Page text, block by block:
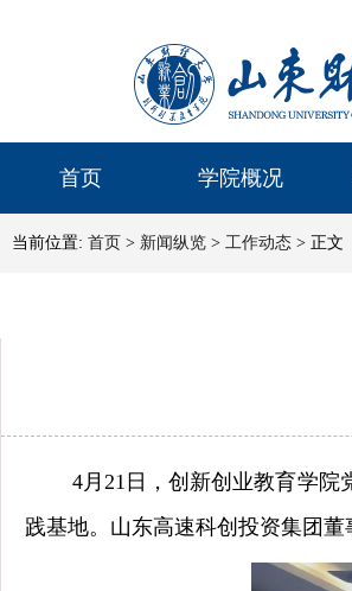
首页 学院概况
当前位置: 首页 > 新闻纵览 > 工作动态 > 正文
4月21日，创新创业教育学
践基地。山东高速科创投资集团